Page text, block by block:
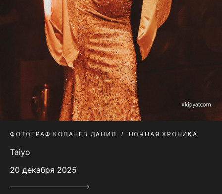
ФОТОГРАФ КОПАНЕВ ДАНИЛ НОЧНАЯ ХРОНИКА
Taiyo
20 декабря 2025